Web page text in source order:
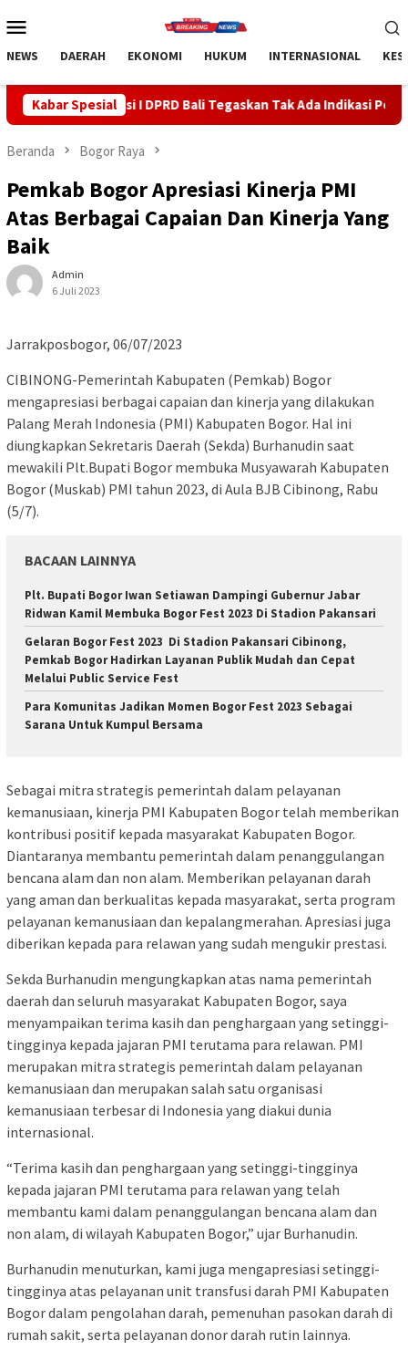
ke
Mobile
NEWS DAERAH EKONOMI HUKUM INTERNASIONAL
Kabar Spesial
DPRD Bali Tegaskan Tak Ada Indikasi Penyalahgunaan Barang
Beranda Bogor Raya
Pemkab Bogor Apresiasi Kinerja PMI
Atas Berbagai Capaian Dan Kinerja Yang
Baik
Admin
6 Juli 2023
Jarrakposbogor, 06/07/2023
CIBINONG-Pemerintah Kabupaten (Pemkab) Bogor
mengapresiasi berbagai capaian dan kinerja yang dilakukan
Palang Merah Indonesia (PMI) Kabupaten Bogor. Hal ini
diungkapkan Sekretaris Daerah (Sekda) Burhanudin saat
mewakili Plt.Bupati Bogor membuka Musyawarah Kabupaten
Bogor (Muskab) PMI tahun 2023, di Aula BJB Cibinong, Rabu
(5/7).
BACAAN LAINNYA
Plt. Bupati Bogor Iwan Setiawan Dampingi Gubernur Jabar
Ridwan Kamil Membuka Bogor Fest 2023 Di Stadion Pakansari
Gelaran Bogor Fest 2023 Di Stadion Pakansari Cibinong,
Pemkab Bogor Hadirkan Layanan Publik Mudah dan Cepat
Melalui Public Service Fest
Para Komunitas Jadikan Momen Bogor Fest 2023 Sebagai
Sarana Untuk Kumpul Bersama
Sebagai mitra strategis pemerintah dalam pelayanan
kemanusiaan, kinerja PMI Kabupaten Bogor telah memberikan
kontribusi positif kepada masyarakat Kabupaten Bogor.
Diantaranya membantu pemerintah dalam penanggulangan
bencana alam dan non alam. Memberikan pelayanan darah
yang aman dan berkualitas kepada masyarakat, serta program
pelayanan kemanusiaan dan kepalangmerahan. Apresiasi juga
diberikan kepada para relawan yang sudah mengukir prestasi.
Sekda Burhanudin mengungkapkan atas nama pemerintah
daerah dan seluruh masyarakat Kabupaten Bogor, saya
menyampaikan terima kasih dan penghargaan yang setinggi-
tingginya kepada jajaran PMI terutama para relawan. PMI
merupakan mitra strategis pemerintah dalam pelayanan
kemanusiaan dan merupakan salah satu organisasi
kemanusiaan terbesar di Indonesia yang diakui dunia
internasional.
“Terima kasih dan penghargaan yang setinggi-tingginya
kepada jajaran PMI terutama para relawan yang telah
membantu kami dalam penanggulangan bencana alam dan
non alam, di wilayah Kabupaten Bogor,” ujar Burhanudin.
Burhanudin menuturkan, kami juga mengapresiasi setinggi-
tingginya atas pelayanan unit transfusi darah PMI Kabupaten
Bogor dalam pengolahan darah, pemenuhan pasokan darah di
rumah sakit, serta pelayanan donor darah rutin lainnya.